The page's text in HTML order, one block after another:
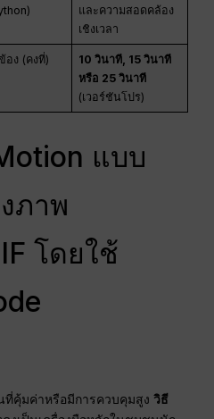
และความสอดคล้อง
เชิงเวลา
อง (คงที่)
10 วินาที, 15 วินาที
หรือ 25 วินาที
(เวอร์ชันโปร)
แบบ
ภาพ
โดยใช้
ที่คุ้มค่าหรือมีการควบคุมสูงวิธี